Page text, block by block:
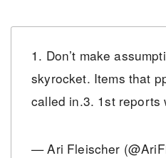
1. Don’t make
skyrocket. Items that
called in.3. 1st reports
— Ari Fleischer